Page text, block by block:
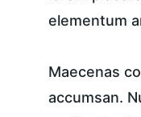
elementum
Maecenas
accumsan.